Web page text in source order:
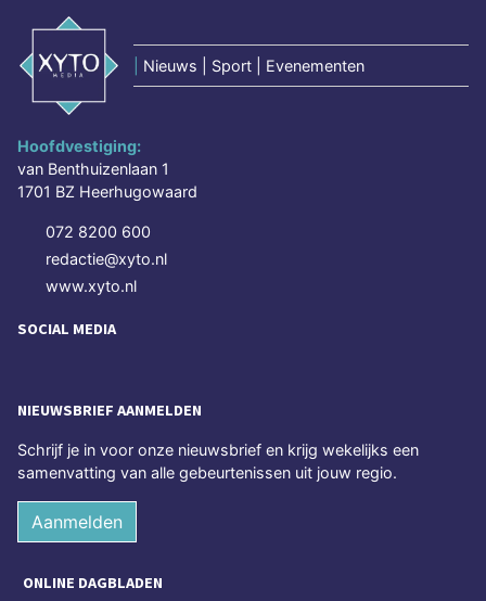
Nieuws | Sport | Evenementen
Hoofdvestiging:
van Benthuizenlaan 1
1701 BZ Heerhugowaard
072 8200 600
redactie@xyto.nl
www.xyto.nl
SOCIAL MEDIA
NIEUWSBRIEF AANMELDEN
Schrijf je in voor onze nieuwsbrief en krijg wekelijks een
samenvatting van alle gebeurtenissen uit jouw regio.
Aanmelden
ONLINE DAGBLADEN